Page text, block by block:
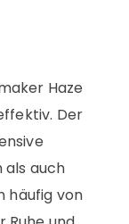
Haze
Der
als auch
häufig von